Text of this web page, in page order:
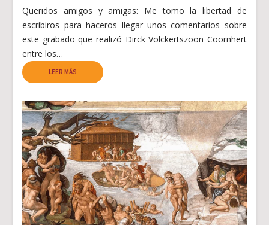
Queridos amigos y amigas: Me tomo la libertad de
escribiros para haceros llegar unos comentarios sobre
este grabado que realizó Dirck Volckertszoon Coornhert
entre los…
LEER MÁS